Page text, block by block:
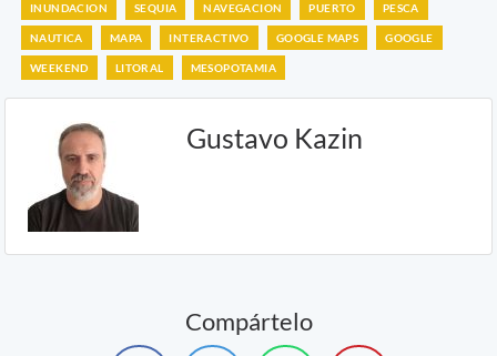
INUNDACION SEQUIA NAVEGACION PUERTO PESCA
NAUTICA MAPA INTERACTIVO GOOGLE MAPS GOOGLE
WEEKEND LITORAL MESOPOTAMIA
Gustavo Kazin
Compártelo